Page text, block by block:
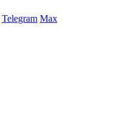
Telegram Max